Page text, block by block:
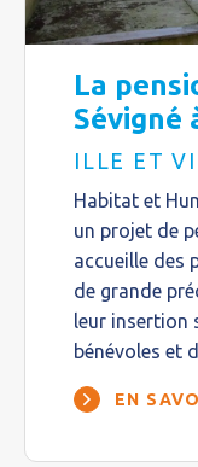
La
Sévigné
ILLE ET
Habitat et
un projet de
accueille des
de grande
leur insertion
bénévoles et
EN